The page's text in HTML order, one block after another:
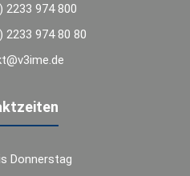
2233 974 800
2233 974 80 80
Donnerstag